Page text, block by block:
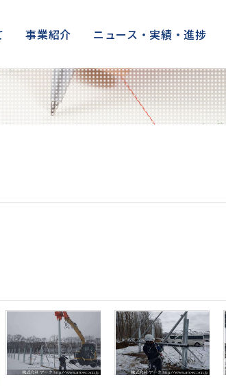
事業紹介 ニュース・実績・進捗